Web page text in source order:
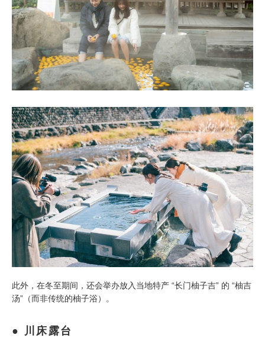
此外，在冬至期间，还会举办放入当地特产 “长门柚子吉” 的 “柚吉
汤”（而非传统的柚子浴）。
川床露台